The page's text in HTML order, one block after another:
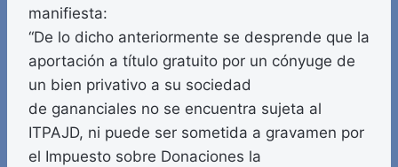
manifiesta:
“De lo dicho anteriormente se desprende que la
aportación a título gratuito por un cónyuge de
un bien privativo a su sociedad
de gananciales no se encuentra sujeta al
ITPAJD, ni puede ser sometida a gravamen por
el Impuesto sobre Donaciones la